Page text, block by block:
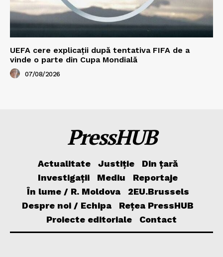
UEFA cere explicații după tentativa FIFA de a
vinde o parte din Cupa Mondială
07/08/2026
PressHUB
Actualitate Justiție
Din țară
Investigații
Mediu
Reportaje
În lume / R. Moldova
2EU.Brussels
Despre noi / Echipa
Rețea PressHUB
Proiecte editoriale
Contact